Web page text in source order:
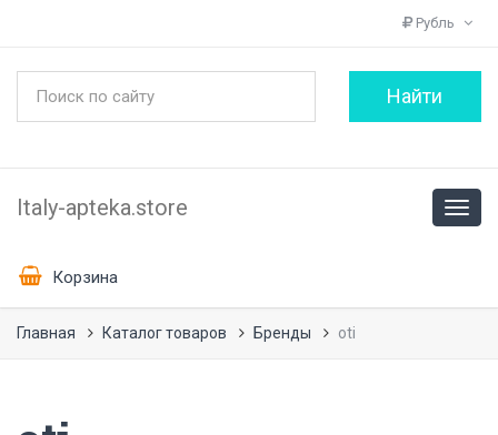
Рубль
Italy-apteka.store
Корзина
Главная Каталог товаров Бренды oti